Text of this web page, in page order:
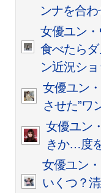
ンナを合わ
女優ユン
食べたら
ン近況ショ
女優ユン
させた”ワ
女優ユン
きか…度
女優ユン
いくつ？